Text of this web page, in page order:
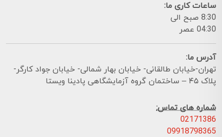
ساعات کاری ما:
8:30 صبح الی
04:30 عصر
آدرس ما:
تهران-خیابان طالقانی- خیابان بهار شمالی- خیابان جواد کارگر-
پلاک ۴۵ – ساختمان گروه آزمایشگاهی پادینا ویستا
شماره های تماس:
02171386
09918798365